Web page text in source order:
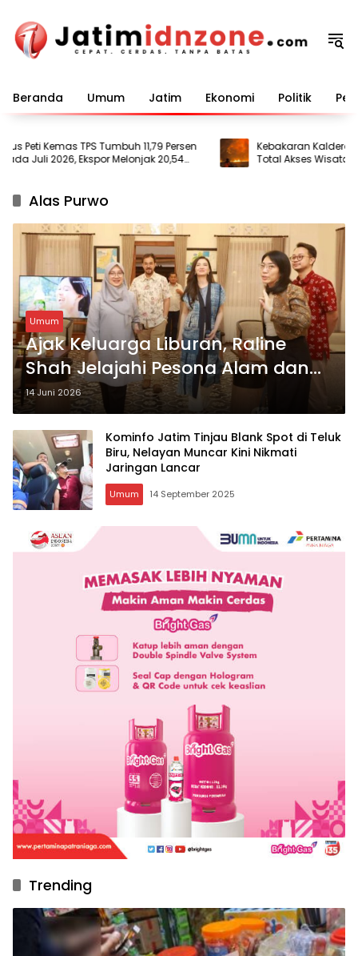
konten
Beranda Umum Jatim Ekonomi Politik
Peti Kemas TPS Tumbuh 11,79 Persen
Juli 2026, Ekspor Melonjak 20,54
Kebakaran Kaldera
Total Akses Wisata
Alas Purwo
Umum
Ajak Keluarga Liburan, Raline
Shah Jelajahi Pesona Alam dan
Budaya Banyuwang
14 Juni 2026
Kominfo Jatim Tinjau Blank Spot di Teluk
Biru, Nelayan Muncar Kini Nikmati
Jaringan Lancar
Umum 14 September 2025
Trending